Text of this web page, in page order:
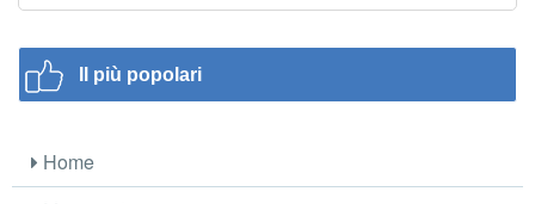
Il più popolari
Home